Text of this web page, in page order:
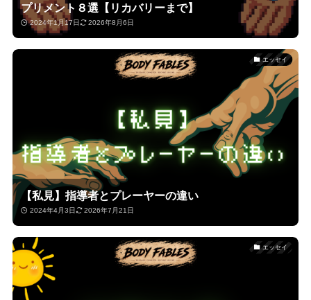
プリメント８選【リカバリーまで】
2024年1月17日 2026年8月6日
エッセイ
【私見】指導者とプレーヤーの違い
2024年4月3日 2026年7月21日
エッセイ